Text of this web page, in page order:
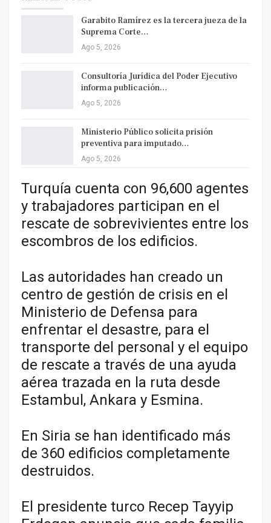
Garabito Ramírez es la tercera jueza de la
Suprema Corte…
Ago 5, 2026
Consultoría Jurídica del Poder Ejecutivo
informa publicación…
Ago 5, 2026
Ministerio Público solicita prisión
preventiva para imputado…
Ago 5, 2026
Turquía cuenta con 96,600 agentes
y trabajadores participan en el
rescate de sobrevivientes entre los
escombros de los edificios.
Las autoridades han creado un
centro de gestión de crisis en el
Ministerio de Defensa para
enfrentar el desastre, para el
transporte del personal y el equipo
de rescate a través de una ayuda
aérea trazada en la ruta desde
Estambul, Ankara y Esmina.
En Siria se han identificado más
de 360 edificios completamente
destruidos.
El presidente turco Recep Tayyip